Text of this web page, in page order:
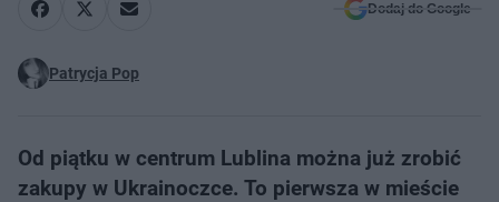
Dodaj do Google
Patrycja Pop
Od piątku w centrum Lublina można już zrobić
zakupy w Ukrainoczce. To pierwsza w mieście